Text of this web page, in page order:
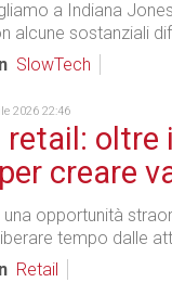
a Indiana
alcune sostanziali
SlowTech
2026 22:46
retail: oltre
creare
una opportunità
tempo dalle
Retail